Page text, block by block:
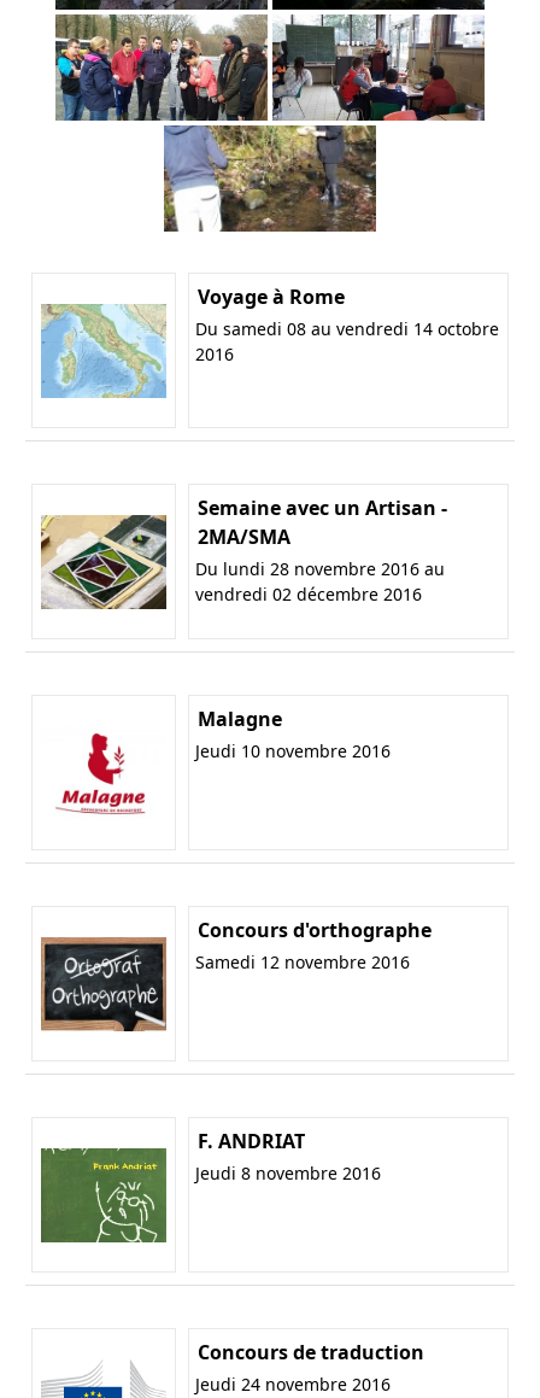
Voyage à Rome
Du samedi 08 au vendredi 14 octobre
2016
Semaine avec un Artisan -
2MA/SMA
Du lundi 28 novembre 2016 au
vendredi 02 décembre 2016
Malagne
Jeudi 10 novembre 2016
Concours d'orthographe
Samedi 12 novembre 2016
F. ANDRIAT
Jeudi 8 novembre 2016
Concours de traduction
Jeudi 24 novembre 2016